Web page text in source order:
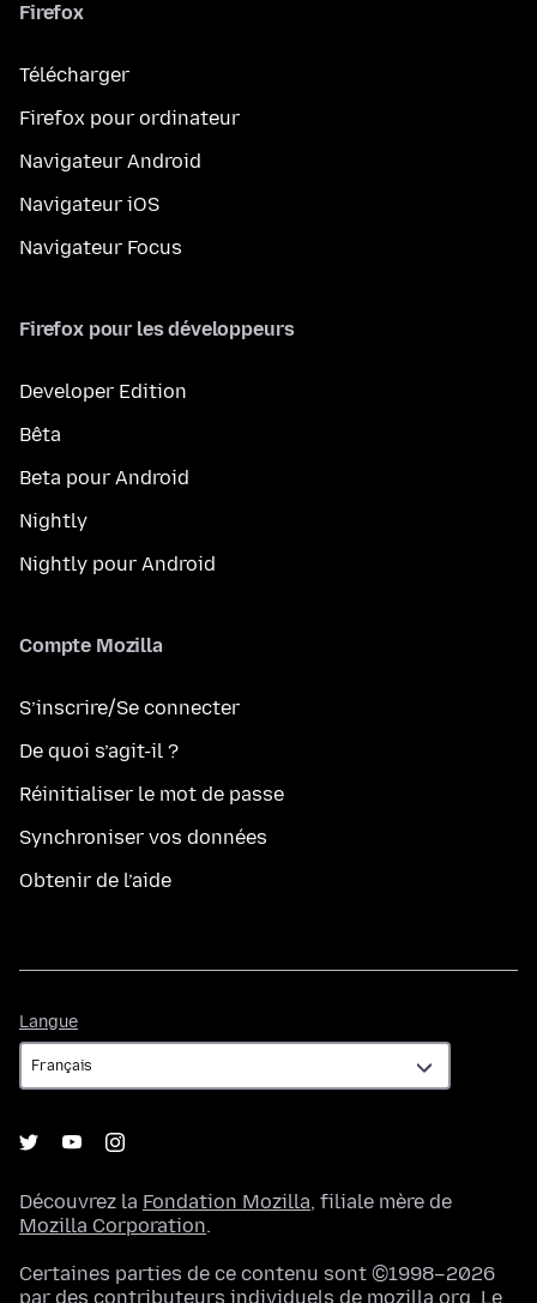
Firefox
Télécharger
Firefox pour ordinateur
Navigateur Android
Navigateur iOS
Navigateur Focus
Firefox pour les développeurs
Developer Edition
Bêta
Beta pour Android
Nightly
Nightly pour Android
Compte Mozilla
S’inscrire/Se connecter
De quoi s’agit-il ?
Réinitialiser le mot de passe
Synchroniser vos données
Obtenir de l’aide
Langue
Découvrez la Fondation Mozilla, filiale mère de
Mozilla Corporation.
Certaines parties de ce contenu sont ©1998–2026
par des contributeurs individuels de mozilla.org. Le